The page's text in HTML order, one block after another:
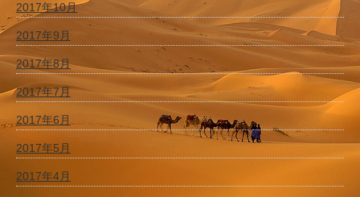
2017年10月
2017年9月
2017年8月
2017年7月
2017年6月
2017年5月
2017年4月